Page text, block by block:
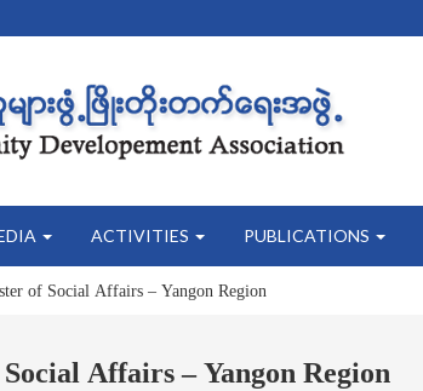
ACTIVITIES PUBLICATIONS
of Social Affairs – Yangon Region
Affairs – Yangon Region